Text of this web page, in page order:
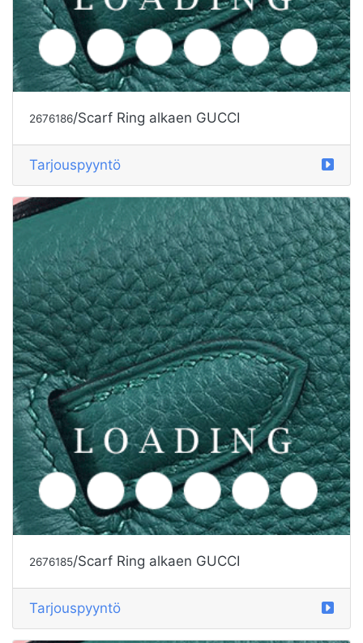
2676186/Scarf Ring alkaen GUCCI
Tarjouspyyntö
2676185/Scarf Ring alkaen GUCCI
Tarjouspyyntö